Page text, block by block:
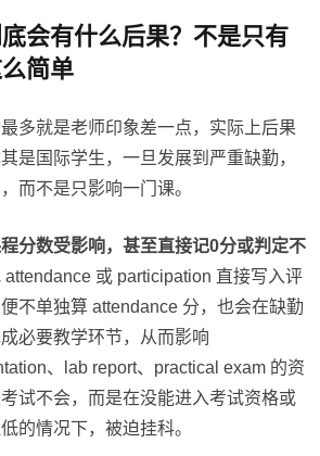
会有什么后果？不是只有
简单
多就是老师印象差一点，实际上后果
是国际学生，一旦发展到严重缺勤，
而不是只影响一门课。
分数受影响，甚至直接记0分或判定不
或 participation 直接写入评
不单独算 attendance 分，也会在缺勤
必要教学环节，从而影响
、lab report、practical exam 的资
试不会，而是在没能进入考试资格或
的情况下，被迫挂科。